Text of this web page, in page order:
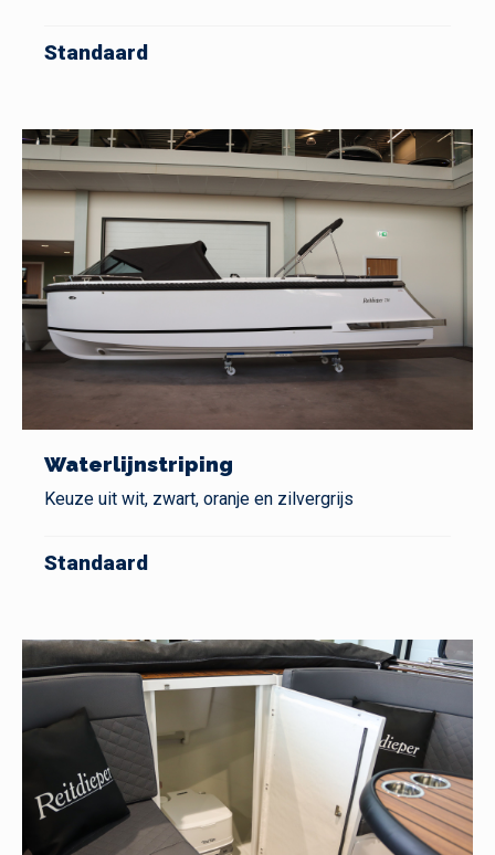
Standaard
Waterlijnstriping
Keuze uit wit, zwart, oranje en zilvergrijs
Standaard